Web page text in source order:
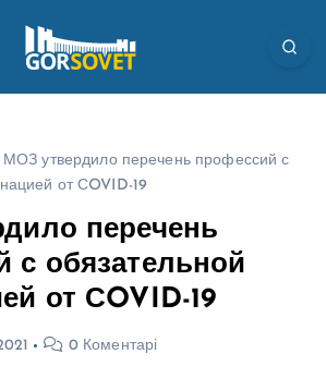
МОЗ утвердило перечень профессий с
от СOVID-19
перечень
с обязательной
от СOVID-19
0 Коментарі